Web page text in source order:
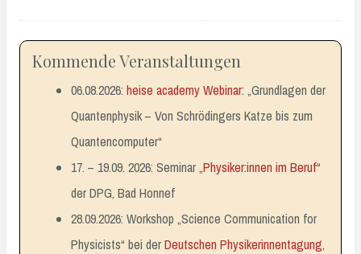
Kommende Veranstaltungen
06.08.2026: heise academy Webinar: „Grundlagen der
Quantenphysik – Von Schrödingers Katze bis zum
Quantencomputer“
17. – 19.09. 2026: Seminar „Physiker:innen im Beruf“
der DPG, Bad Honnef
28.09.2026: Workshop „Science Communication for
Physicists“ bei derDeutschen Physikerinnentagung,